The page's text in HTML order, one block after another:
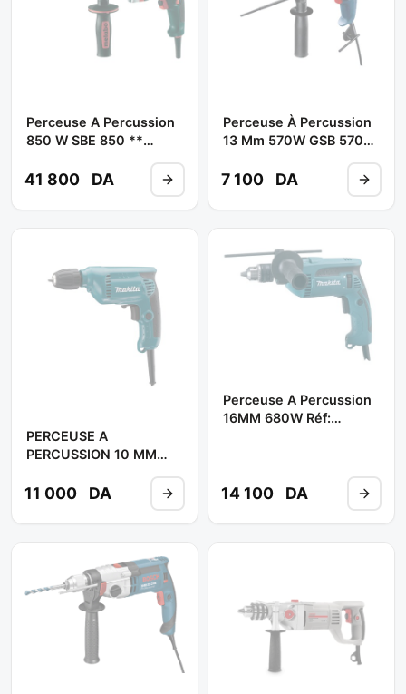
Perceuse A Percussion
850 W SBE 850 **
41 800 DA
Perceuse À Percussion
13 Mm 570W GSB 570
7 100 DA
PERCEUSE A
PERCUSSION 10 MM
MAKITA
11 000 DA
Perceuse A Percussion
16MM 680W Réf:
14 100 DA